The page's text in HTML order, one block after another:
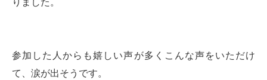
りました。
参加した人からも嬉しい声が多くこんな声をいただけ
て、涙が出そうです。